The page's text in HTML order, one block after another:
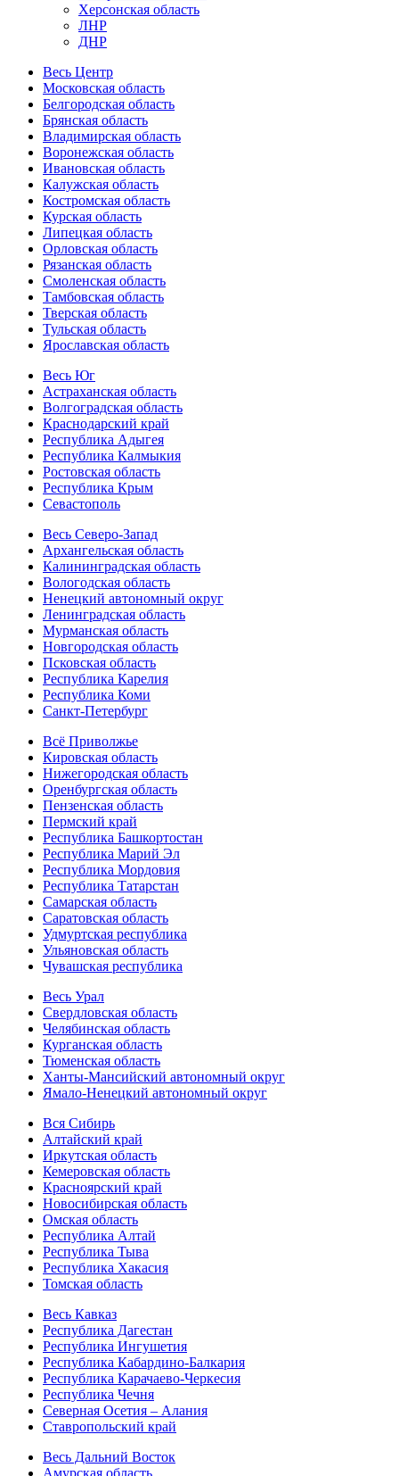
Херсонская область
ЛНР
ДНР
Весь Центр
Московская область
Белгородская область
Брянская область
Владимирская область
Воронежская область
Ивановская область
Калужская область
Костромская область
Курская область
Липецкая область
Орловская область
Рязанская область
Смоленская область
Тамбовская область
Тверская область
Тульская область
Ярославская область
Весь Юг
Астраханская область
Волгоградская область
Краснодарский край
Республика Адыгея
Республика Калмыкия
Ростовская область
Республика Крым
Севастополь
Весь Северо-Запад
Архангельская область
Калининградская область
Вологодская область
Ненецкий автономный округ
Ленинградская область
Мурманская область
Новгородская область
Псковская область
Республика Карелия
Республика Коми
Санкт-Петербург
Всё Приволжье
Кировская область
Нижегородская область
Оренбургская область
Пензенская область
Пермский край
Республика Башкортостан
Республика Марий Эл
Республика Мордовия
Республика Татарстан
Самарская область
Саратовская область
Удмуртская республика
Ульяновская область
Чувашская республика
Весь Урал
Свердловская область
Челябинская область
Курганская область
Тюменская область
Ханты-Мансийский автономный округ
Ямало-Ненецкий автономный округ
Вся Сибирь
Алтайский край
Иркутская область
Кемеровская область
Красноярский край
Новосибирская область
Омская область
Республика Алтай
Республика Тыва
Республика Хакасия
Томская область
Весь Кавказ
Республика Дагестан
Республика Ингушетия
Республика Кабардино-Балкария
Республика Карачаево-Черкесия
Республика Чечня
Северная Осетия – Алания
Ставропольский край
Весь Дальний Восток
Амурская область